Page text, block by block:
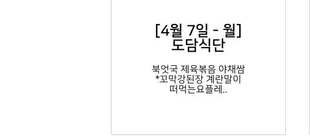
[4월 7일 - 월]
도담식단
북엇국 제육볶음 야채쌈
*꼬막강된장 계란말이
떠먹는요플레..